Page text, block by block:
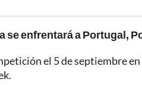
se enfrentará a Portugal,
el 5 de septiembre